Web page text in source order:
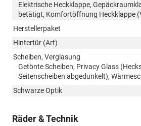
Elektrische Heckklappe,
betätigt, Komfortöffnung Heckklappe
Herstellerpaket
Hintertür (Art)
Scheiben, Verglasung
Getönte Scheiben, Privacy Glass
Seitenscheiben abgedunkelt),
Schwarze Optik
Räder & Technik